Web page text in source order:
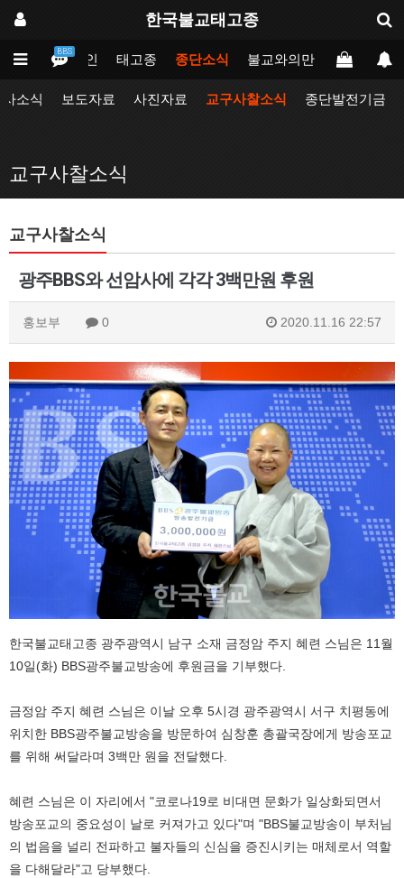
한국불교태고종
BBS
메인 태고종 종단소식 불교와의만남 업무포털
소식 보도자료 사진자료 교구사찰소식 종단발전기금
교구사찰소식
교구사찰소식
광주BBS와 선암사에 각각 3백만원 후원
홍보부 0 2020.11.16 22:57
한국불교태고종 광주광역시 남구 소재 금정암 주지 혜련 스님은 11월
10일(화) BBS광주불교방송에 후원금을 기부했다.
금정암 주지 혜련 스님은 이날 오후 5시경 광주광역시 서구 치평동에
위치한 BBS광주불교방송을 방문하여 심창훈 총괄국장에게 방송포교
를 위해 써달라며 3백만 원을 전달했다.
혜련 스님은 이 자리에서 "코로나19로 비대면 문화가 일상화되면서
방송포교의 중요성이 날로 커져가고 있다"며 "BBS불교방송이 부처님
의 법음을 널리 전파하고 불자들의 신심을 증진시키는 매체로서 역할
을 다해달라"고 당부했다.